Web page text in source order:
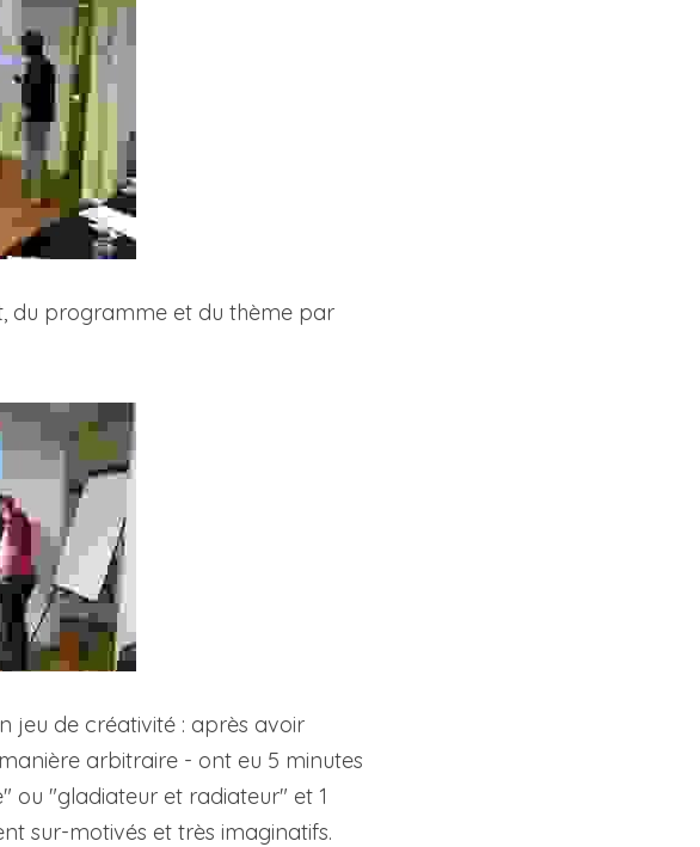
du programme et du thème par
jeu de créativité : après avoir
arbitraire - ont eu 5 minutes
ou "gladiateur et radiateur" et 1
sur-motivés et très imaginatifs.